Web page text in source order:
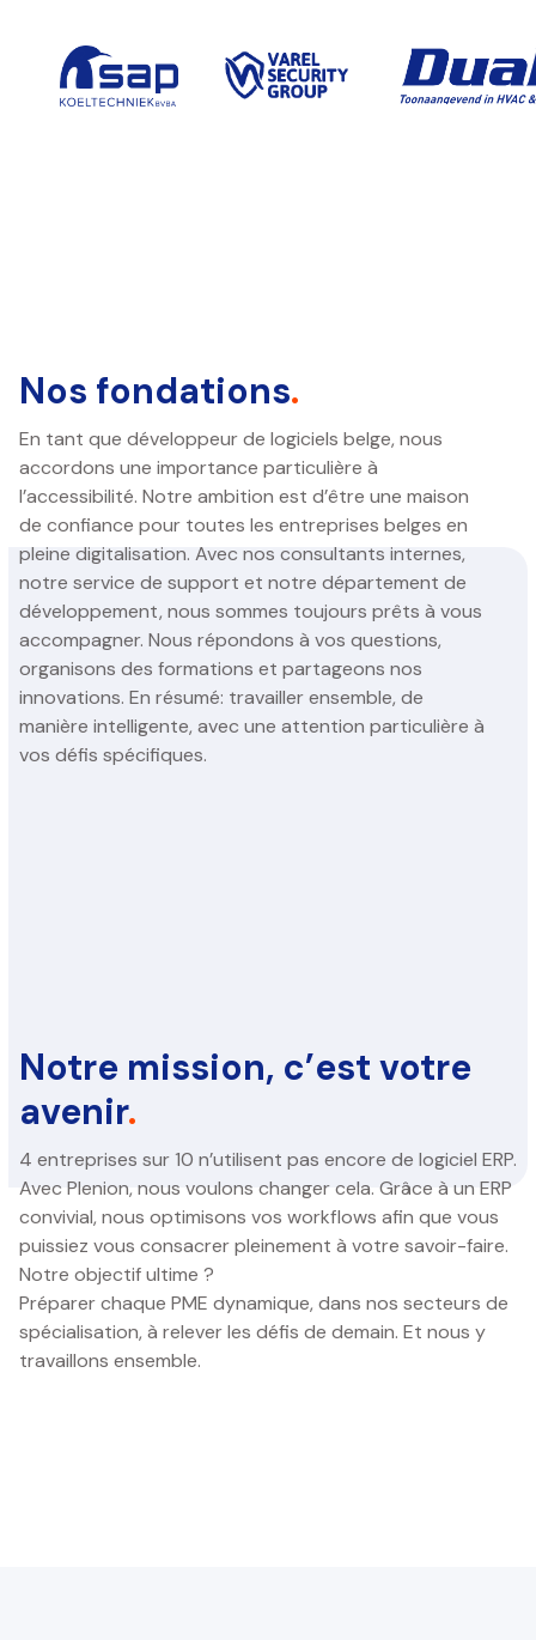
Nos fondations.
En tant que développeur de logiciels belge, nous
accordons une importance particulière à
l’accessibilité. Notre ambition est d’être une maison
de confiance pour toutes les entreprises belges en
pleine digitalisation. Avec nos consultants internes,
notre service de support et notre département de
développement, nous sommes toujours prêts à vous
accompagner. Nous répondons à vos questions,
organisons des formations et partageons nos
innovations. En résumé: travailler ensemble, de
manière intelligente, avec une attention particulière à
vos défis spécifiques.
Notre mission, c’est votre
avenir.
4 entreprises sur 10 n’utilisent pas encore de logiciel ERP.
Avec Plenion, nous voulons changer cela. Grâce à un ERP
convivial, nous optimisons vos workflows afin que vous
puissiez vous consacrer pleinement à votre savoir-faire.
Notre objectif ultime ?
Préparer chaque PME dynamique, dans nos secteurs de
spécialisation, à relever les défis de demain. Et nous y
travaillons ensemble.